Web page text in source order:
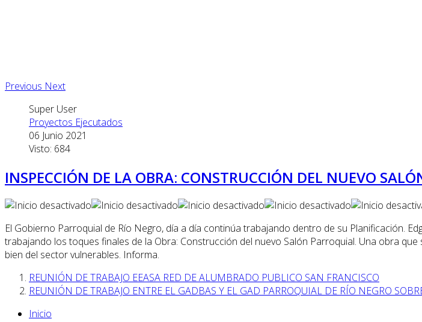
Previous Next
Super User
Proyectos Ejecutados
06 Junio 2021
Visto: 684
INSPECCIÓN DE LA OBRA: CONSTRUCCIÓN DEL NUEVO
El Gobierno Parroquial de Río Negro, día a día continúa trabajando dentro de su Planificación.
trabajando los toques finales de la Obra: Construcción del nuevo Salón Parroquial. Una obra
bien del sector vulnerables. Informa.
REUNIÓN DE TRABAJO EEASA RED DE ALUMBRADO PUBLICO SAN FRANCISCO
REUNIÓN DE TRABAJO ENTRE EL GADBAS Y EL GAD PARROQUIAL DE RÍO NEGRO
Inicio